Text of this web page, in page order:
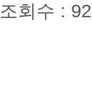
조회수 :